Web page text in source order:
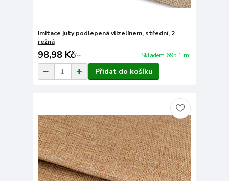
Imitace juty podlepená vlizelínem, střední, 2
režná
98,98 Kč/m Skladem 695.1 m
Přidat do košíku